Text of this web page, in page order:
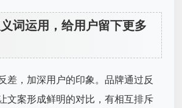
词运用，给用户留下更多
差，加深用户的印象。品牌通过反
文案形成鲜明的对比，有相互排斥